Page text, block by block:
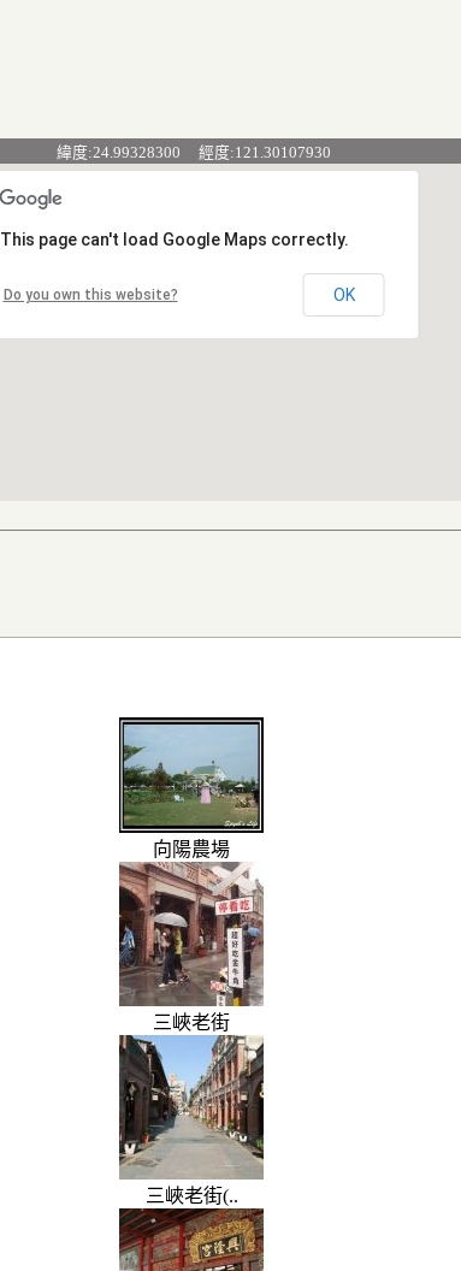
緯度:24.99328300 經度:121.30107930
This page can't load Google Maps correctly.
Do you own this website? OK
向陽農場
三峽老街
三峽老街(..